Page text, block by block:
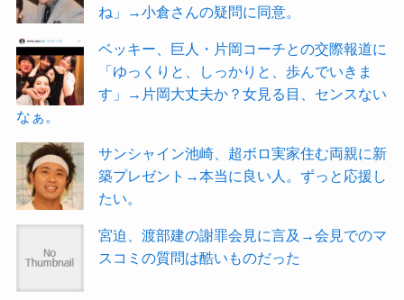
ね」→小倉さんの疑問に同意。
ベッキー、巨人・片岡コーチとの交際報道に
「ゆっくりと、しっかりと、歩んでいきま
す」→片岡大丈夫か？女見る目、センスない
なぁ。
サンシャイン池崎、超ボロ実家住む両親に新
築プレゼント→本当に良い人。ずっと応援し
たい。
宮迫、渡部建の謝罪会見に言及→会見でのマ
スコミの質問は酷いものだった